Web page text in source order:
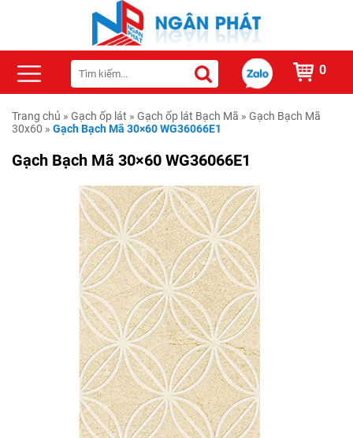
0
Trang chủ » Gạch ốp lát » Gạch ốp lát Bạch Mã » Gạch Bạch Mã
30x60 » Gạch Bạch Mã 30×60 WG36066E1
Gạch Bạch Mã 30×60 WG36066E1